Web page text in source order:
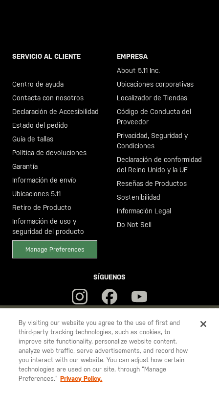
YOU ARE SHOPPING ON OURESPAÑA SITE. WOULD YOU LIKE
TO SHIP TO ANOTHER COUNTRY?
STAY ONESPAÑA
CHANGE COUNTRY
SERVICIO AL CLIENTE
Centro de ayuda
Contacta con nosotros
Declaración de Accesibilidad
Estado del pedido
Guía de tallas
Política de devoluciones
Garantía
Información de envío
Ubicaciones 5.11
Retiro de Producto
Información de uso y
seguridad del producto
Manage Preferences
EMPRESA
About 5.11 Inc.
Ubicaciones corporativas
Localizador de Tiendas
Código de Conducta del
Proveedor
Privacidad, Seguridad y
Condiciones
Declaración de conformidad
del Reino Unido y la UE
Reseñas de Productos
Sostenibilidad
Información Legal
Do Not Sell
SÍGUENOS
5.11
Tactical
© 2026 5.11, Inc. Todos los derechos reservados.
By visiting our website you agree to the use of first and
third-party tracking technologies, such as cookies, to
improve site functionality, personalize website content,
analyze web traffic, serve advertisements, and record how
you interact with our website. You can adjust how certain
technologies are used on our site, through “Manage
Preferences.” Privacy Policy.